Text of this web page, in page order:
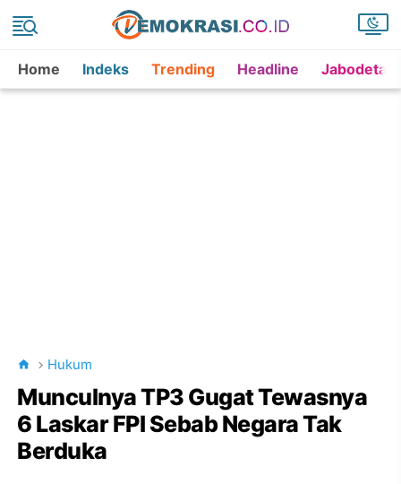
Home Indeks Trending Headline
Hukum
Munculnya TP3 Gugat Tewasnya
6 Laskar FPI Sebab Negara Tak
Berduka